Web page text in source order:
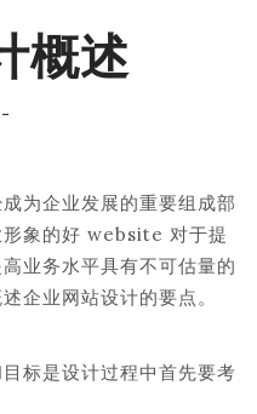
概述
为企业发展的重要组成部
形象的好 website 对于提
业务水平具有不可估量的
企业网站设计的要点。
标是设计过程中首先要考